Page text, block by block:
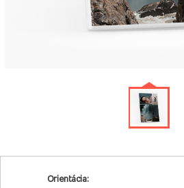
Orientácia: